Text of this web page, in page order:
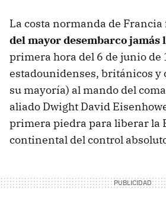
La costa normanda de Francia
del mayor desembarco jamás
primera hora del 6 de junio de
estadounidenses, británicos y
su mayoría) al mando del
aliado Dwight David
primera piedra para liberar la
continental del control